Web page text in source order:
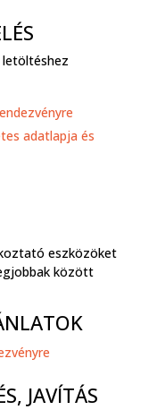
letöltéshez
adatlapja és
eszközöket
között
JAVÍTÁS